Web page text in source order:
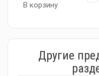
В корзину
Другие